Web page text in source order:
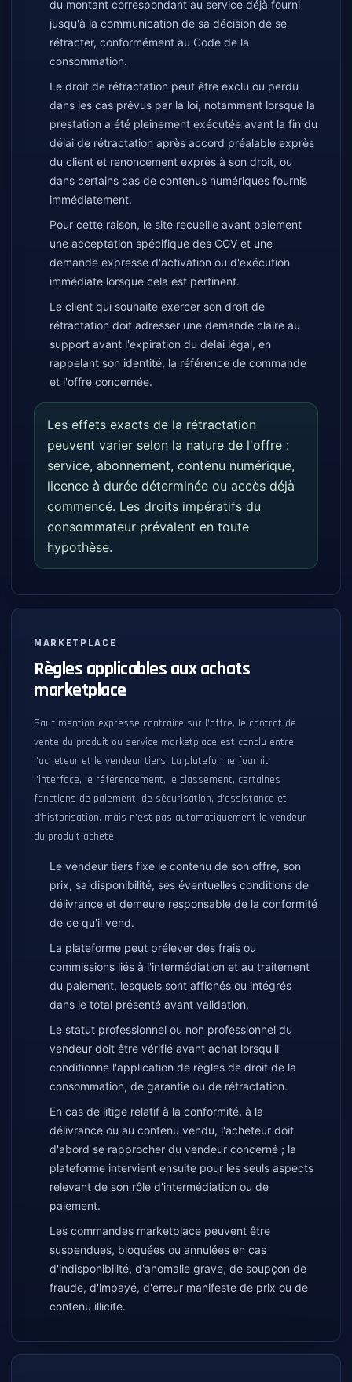
du montant correspondant au service déjà fourni
jusqu'à la communication de sa décision de se
rétracter, conformément au Code de la
consommation.
Le droit de rétractation peut être exclu ou perdu
dans les cas prévus par la loi, notamment lorsque la
prestation a été pleinement exécutée avant la fin du
délai de rétractation après accord préalable exprès
du client et renoncement exprès à son droit, ou
dans certains cas de contenus numériques fournis
immédiatement.
Pour cette raison, le site recueille avant paiement
une acceptation spécifique des CGV et une
demande expresse d'activation ou d'exécution
immédiate lorsque cela est pertinent.
Le client qui souhaite exercer son droit de
rétractation doit adresser une demande claire au
support avant l'expiration du délai légal, en
rappelant son identité, la référence de commande
et l'offre concernée.
Les effets exacts de la rétractation
peuvent varier selon la nature de l'offre :
service, abonnement, contenu numérique,
licence à durée déterminée ou accès déjà
commencé. Les droits impératifs du
consommateur prévalent en toute
hypothèse.
MARKETPLACE
Règles applicables aux achats
marketplace
Sauf mention expresse contraire sur l'offre, le contrat de
vente du produit ou service marketplace est conclu entre
l'acheteur et le vendeur tiers. La plateforme fournit
l'interface, le référencement, le classement, certaines
fonctions de paiement, de sécurisation, d'assistance et
d'historisation, mais n'est pas automatiquement le vendeur
du produit acheté.
Le vendeur tiers fixe le contenu de son offre, son
prix, sa disponibilité, ses éventuelles conditions de
délivrance et demeure responsable de la conformité
de ce qu'il vend.
La plateforme peut prélever des frais ou
commissions liés à l'intermédiation et au traitement
du paiement, lesquels sont affichés ou intégrés
dans le total présenté avant validation.
Le statut professionnel ou non professionnel du
vendeur doit être vérifié avant achat lorsqu'il
conditionne l'application de règles de droit de la
consommation, de garantie ou de rétractation.
En cas de litige relatif à la conformité, à la
délivrance ou au contenu vendu, l'acheteur doit
d'abord se rapprocher du vendeur concerné ; la
plateforme intervient ensuite pour les seuls aspects
relevant de son rôle d'intermédiation ou de
paiement.
Les commandes marketplace peuvent être
suspendues, bloquées ou annulées en cas
d'indisponibilité, d'anomalie grave, de soupçon de
fraude, d'impayé, d'erreur manifeste de prix ou de
contenu illicite.